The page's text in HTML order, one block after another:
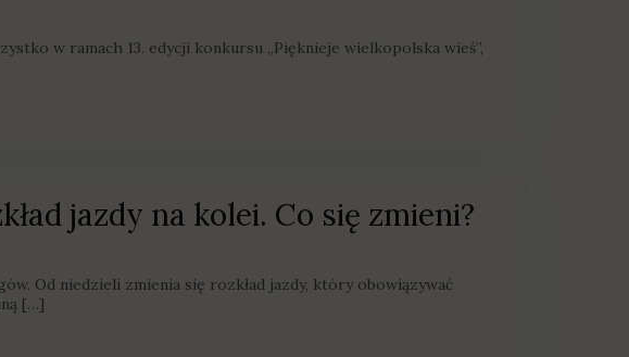
w ramach 13. edycji konkursu „Pięknieje wielkopolska wieś”,
jazdy na kolei. Co się zmieni?
Od niedzieli zmienia się rozkład jazdy, który obowiązywać
[…]